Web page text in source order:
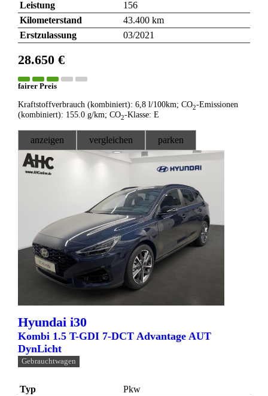
Leistung
156
Kilometerstand
43.400 km
Erstzulassung
03/2021
28.650 €
fairer Preis
Kraftstoffverbrauch (kombiniert): 6,8 l/100km; CO2-Emissionen
(kombiniert): 155.0 g/km; CO2-Klasse: E
anzeigen vergleichen parken
Hyundai i30
Kombi 1.5 T-GDI 7-DCT Advantage AUT
DynLicht
Gebrauchtwagen
Typ
Pkw